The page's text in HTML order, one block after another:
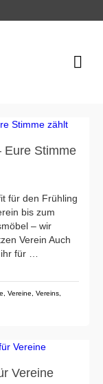
Eure Stimme
für den Frühling
bis zum
– wir
Verein Auch
für …
Vereine Vereins
Vereine